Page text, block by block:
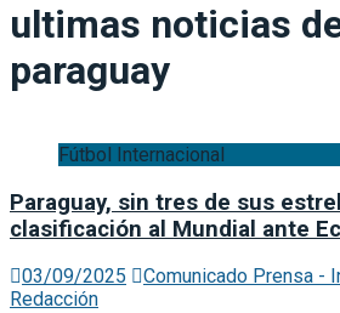
ultimas noticias
paraguay
Fútbol Internacional
Paraguay, sin tres de sus
clasificación al Mundial ante
03/09/2025
Comunicado Prensa -
Redacción